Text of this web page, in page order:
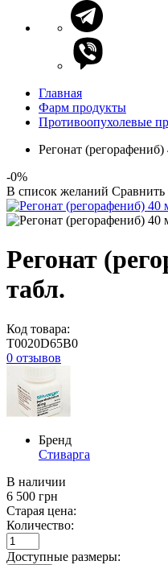
Главная
Фарм продукты
Противоопухолевые
Регонат (регорафениб)
-0%
В список желаний Сравнить
Регонат
табл.
Код товара:
T0020D65B0
0 отзывов
Бренд
Стиварга
В наличии
6 500 грн
Старая цена:
Количество:
Доступные размеры: